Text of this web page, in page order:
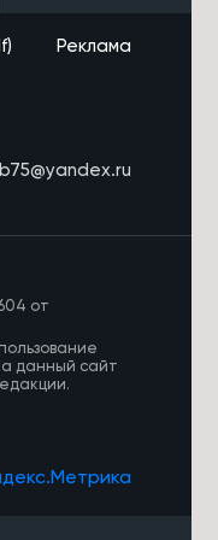
Реклама
от
данный сайт